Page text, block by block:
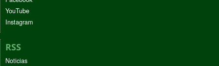
YouTube
Instagram
RSS
Noticias